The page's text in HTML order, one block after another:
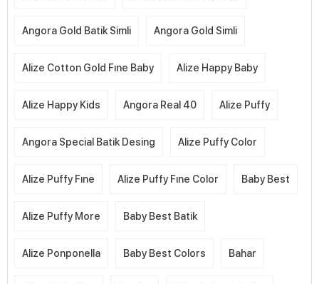
Angora Gold Batik Simli Angora Gold Simli
Alize Cotton Gold Fıne Baby Alize Happy Baby
Alize Happy Kids Angora Real 40 Alize Puffy
Angora Special Batik Desing Alize Puffy Color
Alize Puffy Fıne Alize Puffy Fıne Color Baby Best
Alize Puffy More Baby Best Batik
Alize Ponponella Baby Best Colors Bahar